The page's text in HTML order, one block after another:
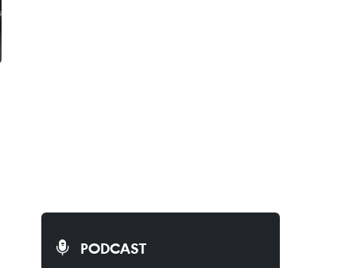
PODCAST